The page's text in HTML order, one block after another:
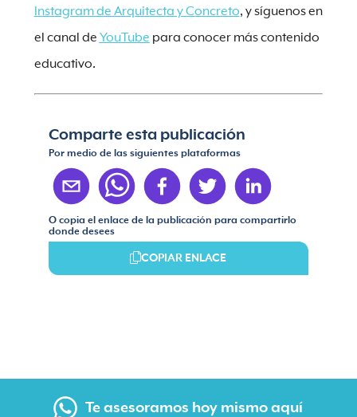
Instagram de Arquitecta y Concreto, y síguenos en
el canal de YouTube para conocer más contenido
educativo.
Comparte esta publicación
Por medio de las siguientes plataformas
O copia el enlace de la publicación para compartirlo
donde desees
COPIAR ENLACE
Te asesoramos hoy mismo aquí